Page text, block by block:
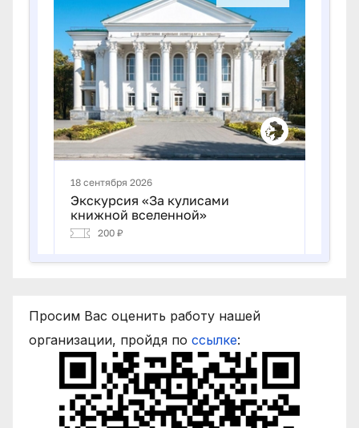
Просим Вас оценить работу нашей
организации, пройдя по ссылке: